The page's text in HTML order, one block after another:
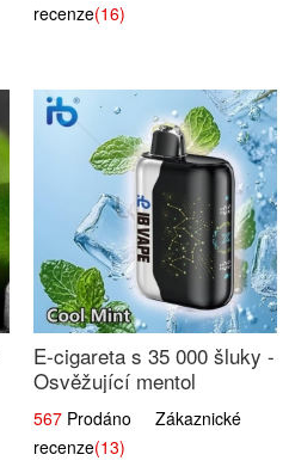
recenze(16)
E-cigareta s 35 000 šluky -
Osvěžující mentol
567 Prodáno Zákaznické
recenze(13)